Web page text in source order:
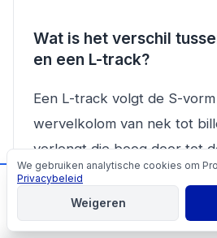
Wat is het verschil
en een L-track?
Een L-track volgt de S-
wervelkolom van nek tot
verlengt die boog door tot
Voor mensen met spanning
bilspieren geeft een SL-
Een L-track is toereikend
Cookies
We gebruiken analytische cookies om
Privacybeleid
Weigeren
📬Mis geen